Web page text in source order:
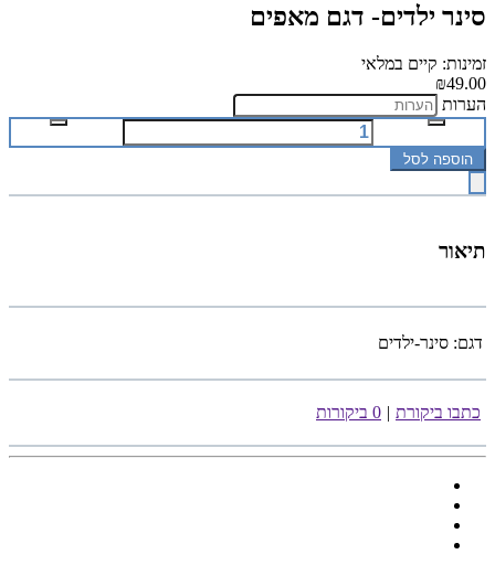
סינר ילדים- דגם מאפים
זמינות: קיים במלאי
₪49.00
הערות
הוספה לסל
תיאור
דגם: סינר-ילדים
כתבו ביקורת | 0 ביקורות